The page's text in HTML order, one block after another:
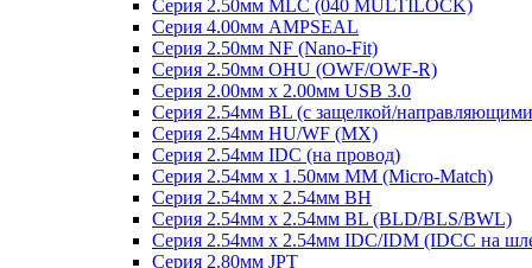
Серия 2.50мм MLC (040 MULTILOCK)
Серия 4.00мм AMPSEAL
Серия 2.50мм NF (Nano-Fit)
Серия 2.50мм OHU (OWF/OWF-R)
Серия 2.00мм x 2.00мм USB 3.0
Серия 2.54мм BL (с защелкой/
Серия 2.54мм HU/WF (MX)
Серия 2.54мм IDC (на провод)
Серия 2.54мм х 1.50мм MM (Micro-Match)
Серия 2.54мм х 2.54мм BH
Серия 2.54мм х 2.54мм BL (BLD/BLS/BWL)
Серия 2.54мм х 2.54мм IDC/IDM (IDCC на
Серия 2.80мм JPT